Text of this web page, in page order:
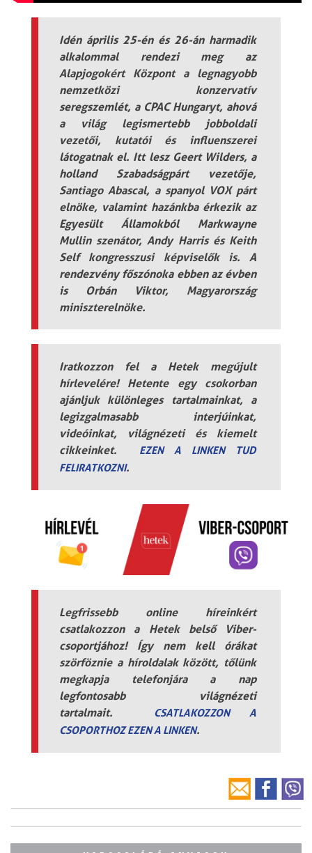
Idén április 25-én és 26-án harmadik
alkalommal rendezi meg az
Alapjogokért Központ a legnagyobb
nemzetközi konzervatív
seregszemlét, a CPAC Hungaryt, ahová
a világ legismertebb jobboldali
vezetői, kutatói és influenszerei
látogatnak el. Itt lesz Geert Wilders, a
holland Szabadságpárt vezetője,
Santiago Abascal, a spanyol VOX párt
elnöke, valamint hazánkba érkezik az
Egyesült Államokból Markwayne
Mullin szenátor, Andy Harris és Keith
Self kongresszusi képviselők is. A
rendezvény főszónoka ebben az évben
is Orbán Viktor, Magyarország
miniszterelnöke.
Iratkozzon fel a Hetek megújult
hírlevelére! Hetente egy csokorban
ajánljuk különleges tartalmainkat, a
legizgalmasabb interjúinkat,
videóinkat, világnézeti és kiemelt
cikkeinket.
EZEN A LINKEN TUD
FELIRATKOZNI.
Legfrissebb online híreinkért
csatlakozzon a Hetek belső Viber-
csoportjához! Így nem kell órákat
szörföznie a híroldalak között, tőlünk
megkapja telefonjára a nap
legfontosabb világnézeti
tartalmait.
CSATLAKOZZON A
CSOPORTHOZ EZEN A LINKEN.